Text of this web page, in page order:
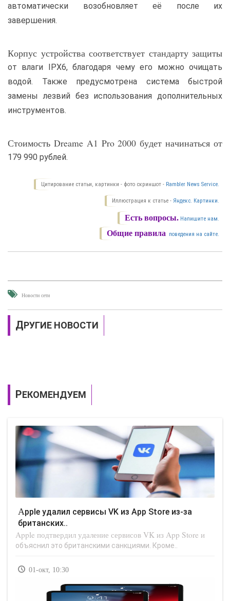
автоматически возобновляет её после их
завершения.
Корпус устройства соответствует стандарту защиты
от влаги IPX6, благодаря чему его можно очищать
водой. Также предусмотрена система быстрой
замены лезвий без использования дополнительных
инструментов.
Стоимость Dreame A1 Pro 2000 будет начинаться от
179 990 рублей.
Цитирование статьи, картинки - фото скриншот - Rambler News Service.
Иллюстрация к статье - Яндекс. Картинки.
Есть вопросы. Напишите нам.
Общие правила поведения на сайте.
Новости сети
ДРУГИЕ НОВОСТИ
РЕКОМЕНДУЕМ
Apple удалил сервисы VK из App Store из-за
британских..
Apple подтвердил удаление сервисов VK из App Store и
объяснил это британскими санкциями. Кроме..
01-окт, 10:30